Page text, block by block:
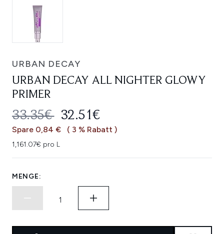
URBAN DECAY
URBAN DECAY ALL NIGHTER GLOWY
PRIMER
UNVERBINDLICHE
33.35€ AKTUELLER PREIS:
32.51€
Spare 0,84 € ( 3 % Rabatt )
1,161.07€ pro L
MENGE: